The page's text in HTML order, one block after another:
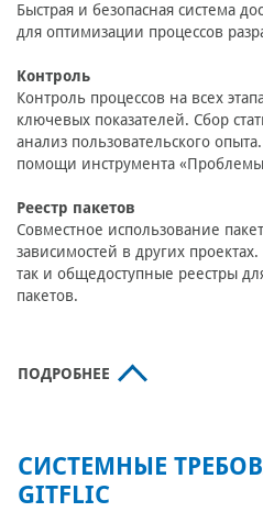
Быстрая и безопасная система
для оптимизации процессов
Контроль
Контроль процессов на всех
ключевых показателей. Сбор
анализ пользовательского
помощи инструмента
Реестр пакетов
Cовместное использование
зависимостей в других
так и общедоступные реестры
пакетов.
ПОДРОБНЕЕ
СИСТЕМНЫЕ
GITFLIC